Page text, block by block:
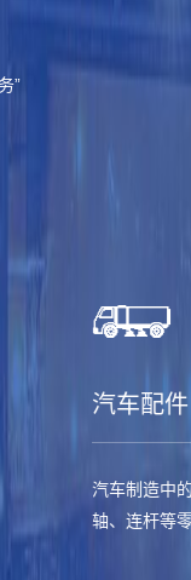
”
汽车配件
汽车制造中
轴、连杆等